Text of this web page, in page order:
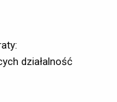
działalność